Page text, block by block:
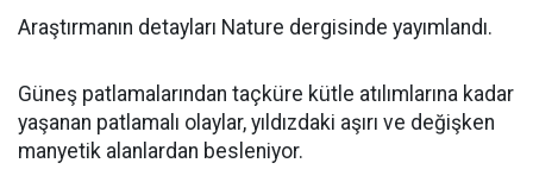
Araştırmanın detayları Nature dergisinde yayımlandı.
Güneş patlamalarından taçküre kütle atılımlarına kadar
yaşanan patlamalı olaylar, yıldızdaki aşırı ve değişken
manyetik alanlardan besleniyor.